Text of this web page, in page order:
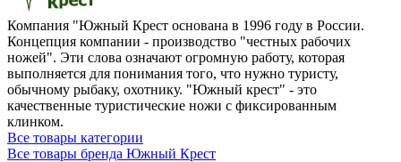
Компания "Южный Крест основана в 1996 году в России.
Концепция компании - производство "честных рабочих
ножей". Эти слова означают огромную работу, которая
выполняется для понимания того, что нужно туристу,
обычному рыбаку, охотнику. "Южный крест" - это
качественные туристические ножи с фиксированным
клинком.
Все товары категории
Все товары бренда Южный Крест